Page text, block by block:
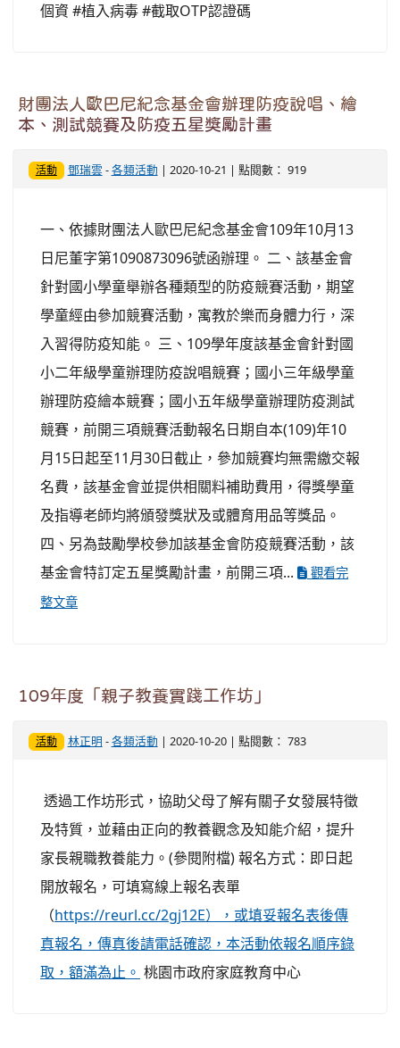
個資 #植入病毒 #截取OTP認證碼
財團法人歐巴尼紀念基金會辦理防疫說唱、繪
本、測試競賽及防疫五星獎勵計畫
活動 鄧瑞雲 -各類活動 | 2020-10-21 | 點閱數： 919
一、依據財團法人歐巴尼紀念基金會109年10月13
日尼董字第1090873096號函辦理。 二、該基金會
針對國小學童舉辦各種類型的防疫競賽活動，期望
學童經由參加競賽活動，寓教於樂而身體力行，深
入習得防疫知能。 三、109學年度該基金會針對國
小二年級學童辦理防疫說唱競賽；國小三年級學童
辦理防疫繪本競賽；國小五年級學童辦理防疫測試
競賽，前開三項競賽活動報名日期自本(109)年10
月15日起至11月30日截止，參加競賽均無需繳交報
名費，該基金會並提供相關料補助費用，得獎學童
及指導老師均將頒發獎狀及或體育用品等獎品。
四、另為鼓勵學校參加該基金會防疫競賽活動，該
基金會特訂定五星獎勵計畫，前開三項...
觀看完
整文章
109年度「親子教養實踐工作坊」
活動 林正明 -各類活動 | 2020-10-20 | 點閱數： 783
透過工作坊形式，協助父母了解有關子女發展特徵
及特質，並藉由正向的教養觀念及知能介紹，提升
家長親職教養能力。(參閱附檔) 報名方式：即日起
開放報名，可填寫線上報名表單
（https://reurl.cc/2gj12E），或填妥報名表後傳
真報名，傳真後請電話確認，本活動依報名順序錄
取，額滿為止。 桃園市政府家庭教育中心